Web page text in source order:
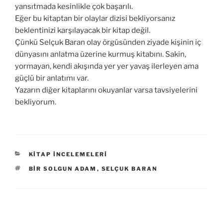
yansıtmada kesinlikle çok başarılı.
Eğer bu kitaptan bir olaylar dizisi bekliyorsanız
beklentinizi karşılayacak bir kitap değil.
Çünkü Selçuk Baran olay örgüsünden ziyade kişinin iç
dünyasını anlatma üzerine kurmuş kitabını. Sakin,
yormayan, kendi akışında yer yer yavaş ilerleyen ama
güçlü bir anlatımı var.
Yazarın diğer kitaplarını okuyanlar varsa tavsiyelerini
bekliyorum.
KATEGORILER
KITAP İNCELEMELERI
ETIKETLER
BIR SOLGUN ADAM , SELÇUK BARAN